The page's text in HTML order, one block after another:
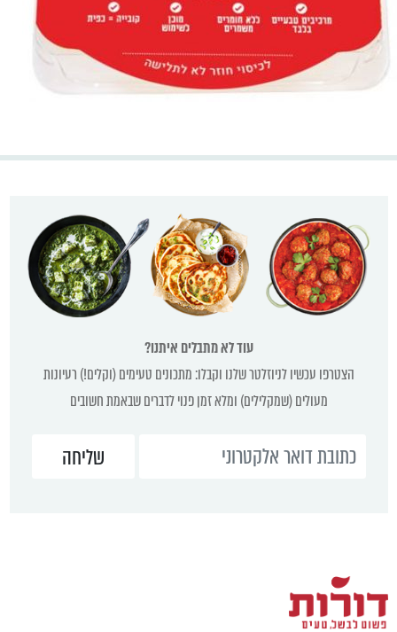
עוד לא מתבלים איתנו?
הצטרפו עכשיו לניוזלטר שלנו וקבלו: מתכונים טעימים (וקלים!) רעיונות
מעולים (שמקלילים) ומלא זמן פנוי לדברים שבאמת חשובים